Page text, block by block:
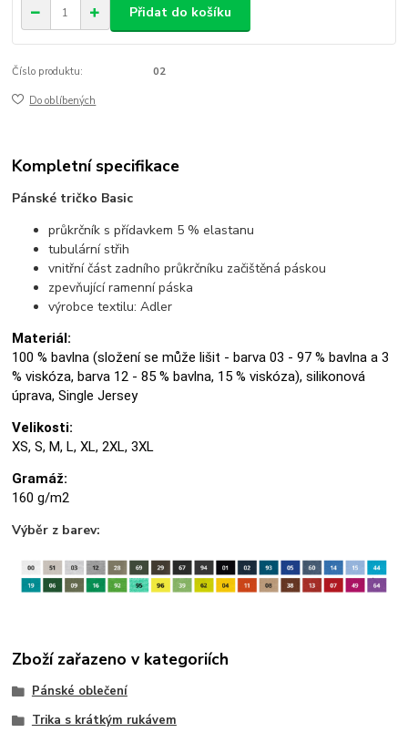
Přidat do košíku
Číslo produktu: 02
Do oblíbených
Kompletní specifikace
Pánské tričko Basic
průkrčník s přídavkem 5 % elastanu
tubulární střih
vnitřní část zadního průkrčníku začištěná páskou
zpevňující ramenní páska
výrobce textilu: Adler
Materiál:
100 % bavlna (složení se může lišit - barva 03 - 97 % bavlna a 3
% viskóza, barva 12 - 85 % bavlna, 15 % viskóza), silikonová
úprava, Single Jersey
Velikosti:
XS, S, M, L, XL, 2XL, 3XL
Gramáž:
160 g/m2
Výběr z barev:
Zboží zařazeno v kategoriích
Pánské oblečení
Trika s krátkým rukávem